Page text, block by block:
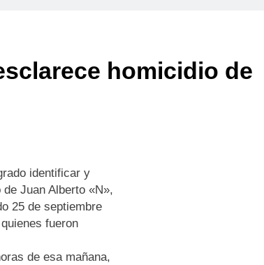
homicidio de
identificar y
Juan Alberto «N»,
25 de septiembre
fueron
de esa mañana,